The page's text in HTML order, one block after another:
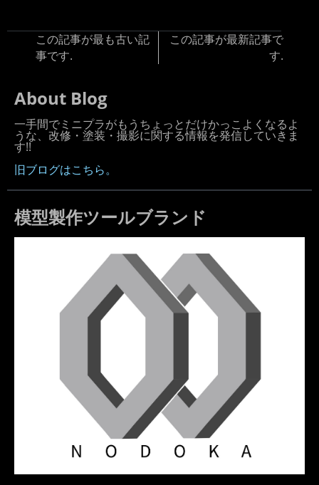
この記事が最も古い記
事です.
この記事が最新記事で
す.
About Blog
一手間でミニプラがもうちょっとだけかっこよくなるよ
うな、改修・塗装・撮影に関する情報を発信していきま
す!!
旧ブログはこちら。
模型製作ツールブランド